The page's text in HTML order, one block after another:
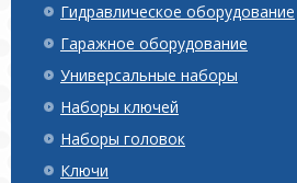
Гидравлическое оборудование
Гаражное оборудование
Универсальные наборы
Наборы ключей
Наборы головок
Ключи